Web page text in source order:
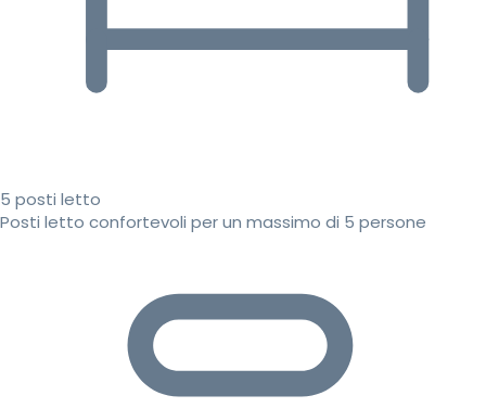
5 posti letto
Posti letto confortevoli per un massimo di 5 persone